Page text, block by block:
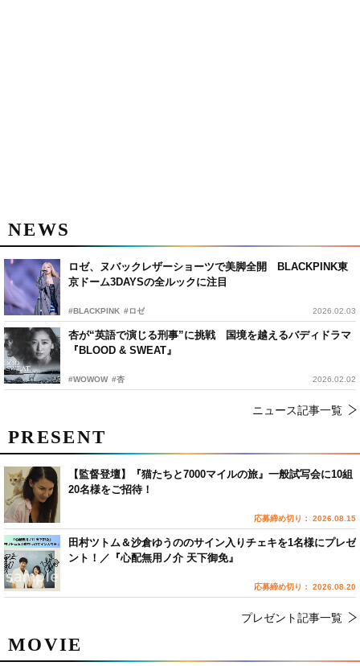
NEWS
ロゼ、ヌバックレザーショーツで美脚全開 BLACKPINK東
京ドーム3DAYSの全ルックに注目
#BLACKPINK #ロゼ 2026.02.03
杏が“英語で演じる刑事”に挑戦 国境を越えるバディドラマ
『BLOOD & SWEAT』
#WOWOW #杏 2026.02.02
ニュース記事一覧
MOVIE
PRESENT
【監督登壇】『猫たちと7000マイルの旅』一般試写会に10組
20名様をご招待！
応募締め切り： 2026.08.15
田村ツトム＆沙倉ゆうののサイン入りチェキを1名様にプレゼ
ント！／『心配無用ノ介 天下御免』
応募締め切り： 2026.08.20
プレゼント記事一覧